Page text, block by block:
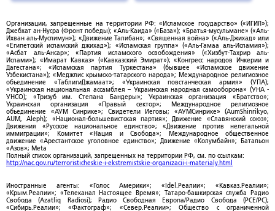
Организации, запрещенные на территории РФ: «Исламское государство» («ИГИЛ»);
Джебхат ан-Нусра (Фронт победы); «Аль-Каида» («База»); «Братья-мусульмане» («Аль-
Ихван аль-Муслимун»); «Движение Талибан»; «Священная война» («Аль-Джихад» или
«Египетский исламский джихад»); «Исламская группа» («Аль-Гамаа аль-Исламия»);
«Асбат аль-Ансар»; «Партия исламского освобождения» («Хизбут-Тахрир аль-
Ислами»); «Имарат Кавказ» («Кавказский Эмират»); «Конгресс народов Ичкерии и
Дагестана»; «Исламская партия Туркестана» (бывшее «Исламское движение
Узбекистана»); «Меджлис крымско-татарского народа»; Международное религиозное
объединение «ТаблигиДжамаат»; «Украинская повстанческая армия» (УПА);
«Украинская национальная ассамблея – Украинская народная самооборона» (УНА -
УНСО); «Тризуб им. Степана Бандеры»; Украинская организация «Братство»;
Украинская организация «Правый сектор»; Международное религиозное
объединение «АУМ Синрике»; Свидетели Иеговы; «АУМСинрике» (AumShinrikyo,
AUM, Aleph); «Национал-большевистская партия»; Движение «Славянский союз»;
Движения «Русское национальное единство»; «Движение против нелегальной
иммиграции»; Комитет «Нация и Свобода»; Международное общественное
движение «Арестантское уголовное единство»; Движение «Колумбайн»; Батальон
«Азов»; Meta
Полный список организаций, запрещенных на территории РФ, см. по ссылкам:
http://nac.gov.ru/terroristicheskie-i-ekstremistskie-organizacii-i-materialy.html
Иностранные агенты: «Голос Америки»; «Idel.Реалии»; «Кавказ.Реалии»;
«Крым.Реалии»; «Телеканал Настоящее Время»; Татаро-башкирская служба Радио
Свобода (Azatliq Radiosi); Радио Свободная Европа/Радио Свобода (PCE/PC);
«Сибирь.Реалии»; «Фактограф»; «Север.Реалии»; Общество с ограниченной